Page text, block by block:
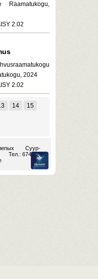
Raamatukogu,
2.02
2024
2.02
14
15
Суур-
Тел.: 674